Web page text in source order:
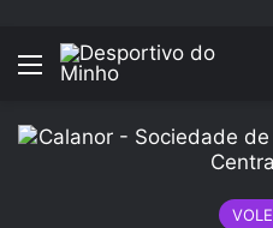
Menu